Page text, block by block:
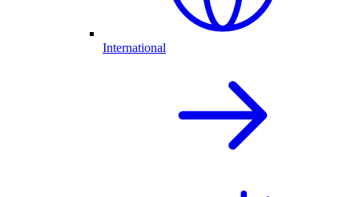
International